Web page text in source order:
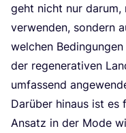
geht nicht nur dar­um,
ver­wen­den, son­dern
wel­chen
der rege­ne­ra­ti­ven
umfas­send
Dar­über hin­aus ist es
Ansatz in der Mode